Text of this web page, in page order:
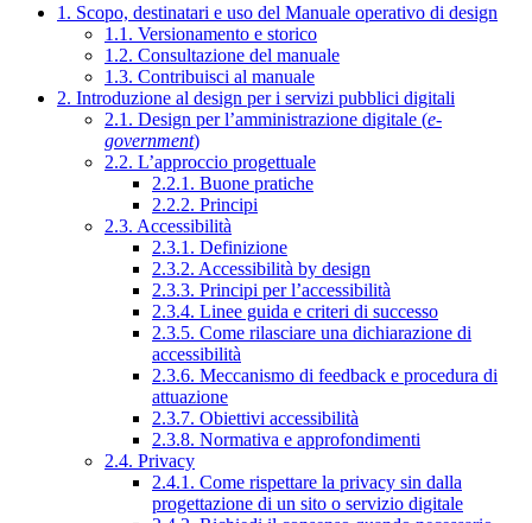
1. Scopo, destinatari e uso del Manuale operativo di design
1.1. Versionamento e storico
1.2. Consultazione del manuale
1.3. Contribuisci al manuale
2. Introduzione al design per i servizi pubblici digitali
2.1. Design per l’amministrazione digitale (e-
government)
2.2. L’approccio progettuale
2.2.1. Buone pratiche
2.2.2. Principi
2.3. Accessibilità
2.3.1. Definizione
2.3.2. Accessibilità by design
2.3.3. Principi per l’accessibilità
2.3.4. Linee guida e criteri di successo
2.3.5. Come rilasciare una dichiarazione di
accessibilità
2.3.6. Meccanismo di feedback e procedura di
attuazione
2.3.7. Obiettivi accessibilità
2.3.8. Normativa e approfondimenti
2.4. Privacy
2.4.1. Come rispettare la privacy sin dalla
progettazione di un sito o servizio digitale